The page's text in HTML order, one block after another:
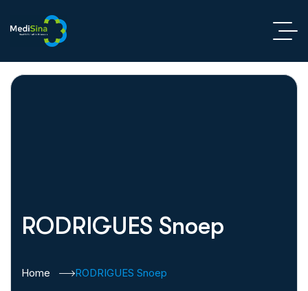
RODRIGUES Snoep
Home RODRIGUES Snoep